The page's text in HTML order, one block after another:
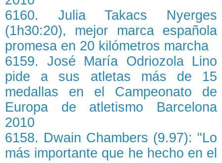
6160. Julia Takacs Nyerges
(1h30:20), mejor marca española
promesa en 20 kilómetros marcha
6159. José María Odriozola Lino
pide a sus atletas más de 15
medallas en el Campeonato de
Europa de atletismo Barcelona
2010
6158. Dwain Chambers (9.97): "Lo
más importante que he hecho en el